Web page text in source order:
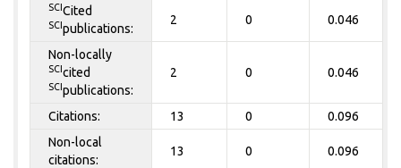
SCICited
SCIpublications:
2 0 0.046
Non-locally
SCIcited
SCIpublications:
2 0 0.046
Citations: 13 0 0.096
Non-local
citations:
13 0 0.096